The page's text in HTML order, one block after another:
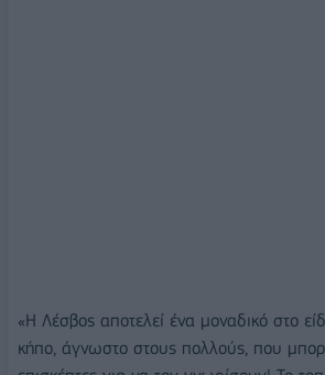
«Η Λέσβος αποτελεί ένα μοναδικό στο
κήπο, άγνωστο στους πολλούς, που